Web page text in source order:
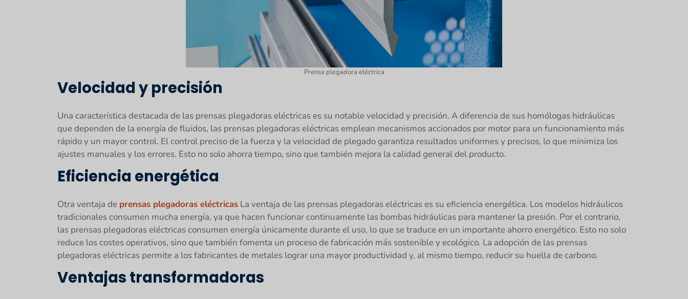
Prensa plegadora eléctrica
Velocidad y precisión
Una característica destacada de las prensas plegadoras eléctricas es su notable velocidad y precisión. A diferencia de sus homólogas hidráulicas
que dependen de la energía de fluidos, las prensas plegadoras eléctricas emplean mecanismos accionados por motor para un funcionamiento más
rápido y un mayor control. El control preciso de la fuerza y la velocidad de plegado garantiza resultados uniformes y precisos, lo que minimiza los
ajustes manuales y los errores. Esto no solo ahorra tiempo, sino que también mejora la calidad general del producto.
Eficiencia energética
Otra ventaja de prensas plegadoras eléctricas La ventaja de las prensas plegadoras eléctricas es su eficiencia energética. Los modelos hidráulicos
tradicionales consumen mucha energía, ya que hacen funcionar continuamente las bombas hidráulicas para mantener la presión. Por el contrario,
las prensas plegadoras eléctricas consumen energía únicamente durante el uso, lo que se traduce en un importante ahorro energético. Esto no solo
reduce los costes operativos, sino que también fomenta un proceso de fabricación más sostenible y ecológico. La adopción de las prensas
plegadoras eléctricas permite a los fabricantes de metales lograr una mayor productividad y, al mismo tiempo, reducir su huella de carbono.
Ventajas transformadoras